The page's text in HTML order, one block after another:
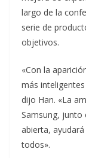
largo de la
serie de
objetivos.
«Con la
más
dijo Han. «La
Samsung, junto
abierta,
todos».